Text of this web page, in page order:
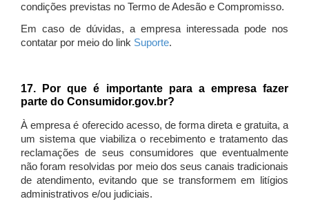
condições previstas no Termo de Adesão e Compromisso.
Em caso de dúvidas, a empresa interessada pode nos
contatar por meio do link Suporte.
17. Por que é importante para a empresa fazer
parte do Consumidor.gov.br?
À empresa é oferecido acesso, de forma direta e gratuita, a
um sistema que viabiliza o recebimento e tratamento das
reclamações de seus consumidores que eventualmente
não foram resolvidas por meio dos seus canais tradicionais
de atendimento, evitando que se transformem em litígios
administrativos e/ou judiciais.